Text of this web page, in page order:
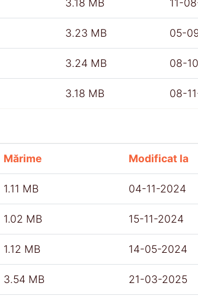
3.23 MB 05-
3.24 MB 08-
3.18 MB 08-
Mărime Modificat la
1.11 MB 04-11-2024
1.02 MB 15-11-2024
1.12 MB 14-05-2024
3.54 MB 21-03-2025